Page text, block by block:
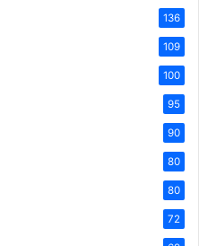
136
109
100
95
90
80
80
72